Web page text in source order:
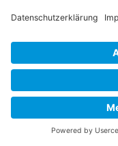
Unsere Marken